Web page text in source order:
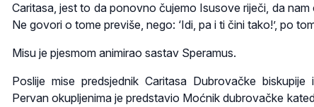
Caritasa, jest to da ponovno čujemo Isusove riječi, da nam
Ne govori o tome previše, nego: ‘Idi, pa i ti čini tako!’, po
Misu je pjesmom animirao sastav Speramus.
Poslije mise predsjednik Caritasa Dubrovačke
Pervan okupljenima je predstavio Moćnik dubrovačke